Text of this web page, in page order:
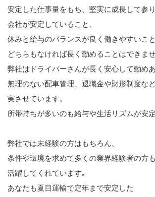
安定した仕事量をもち、堅実に成長して参り
会社が安定していること、
休みと給与のバランスが良く働きやすいこと
どちらもなければ長く勤めることはできませ
弊社はドライバーさんが長く安心して勤め
無理のない配車管理、退職金や財形制度な
実させています。
所帯持ちが多いのも給与や生活リズムが安
弊社では未経験の方はもちろん、
条件や環境を求めて多くの業界経験者の方
活躍してくれています｡
あなたも夏目運輸で定年まで安定した